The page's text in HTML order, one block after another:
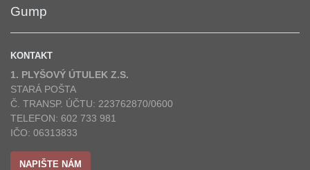
Gump
KONTAKT
1. PLYŠOVÝ ÚTULEK Z.S.
STARÁ POŠTA
Č. TRANSP. ÚČTU: 223762870/0600
TELEFON: 602 733 981
IČO: 06313833
NAPIŠTE NÁM